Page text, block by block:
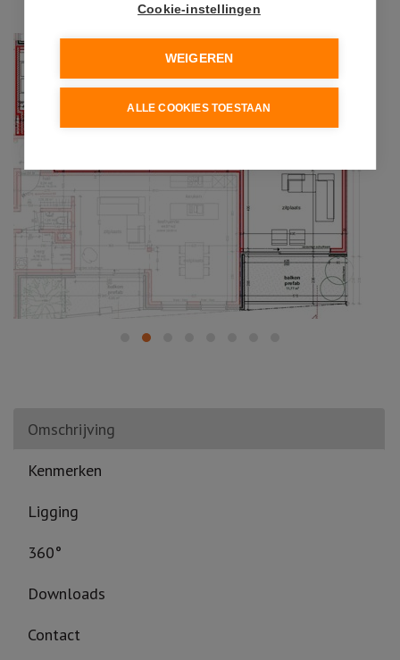
Omschrijving
Kenmerken
Ligging
360°
Downloads
Contact
Cookie-instellingen
WEIGEREN
ALLE COOKIES TOESTAAN